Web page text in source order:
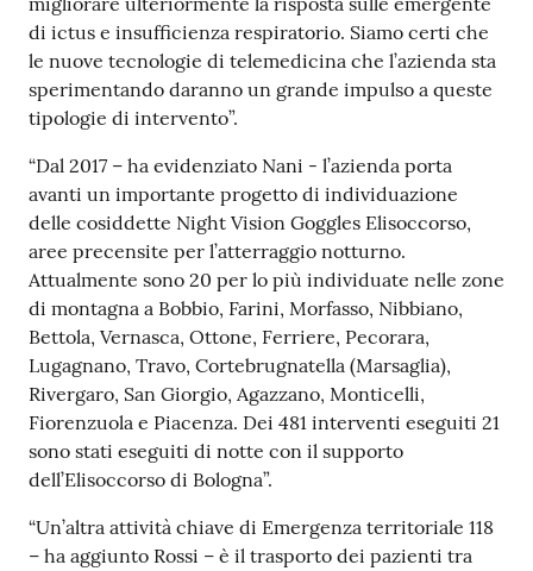
di ictus e insufficienza respiratorio. Siamo certi che
le nuove tecnologie di telemedicina che l’azienda sta
sperimentando daranno un grande impulso a queste
tipologie di intervento”.
“Dal 2017 – ha evidenziato Nani - l’azienda porta
avanti un importante progetto di individuazione
delle cosiddette Night Vision Goggles Elisoccorso,
aree precensite per l’atterraggio notturno.
Attualmente sono 20 per lo più individuate nelle zone
di montagna a Bobbio, Farini, Morfasso, Nibbiano,
Bettola, Vernasca, Ottone, Ferriere, Pecorara,
Lugagnano, Travo, Cortebrugnatella (Marsaglia),
Rivergaro, San Giorgio, Agazzano, Monticelli,
Fiorenzuola e Piacenza. Dei 481 interventi eseguiti 21
sono stati eseguiti di notte con il supporto
dell’Elisoccorso di Bologna”.
“Un’altra attività chiave di Emergenza territoriale 118
– ha aggiunto Rossi – è il trasporto dei pazienti tra